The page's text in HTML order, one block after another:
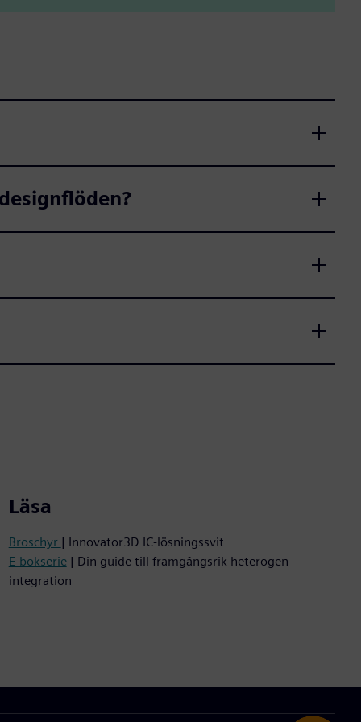
Läsa
Broschyr | Innovator3D IC-lösningssvit
E-bokserie| Din guide till framgångsrik heterogen
integration